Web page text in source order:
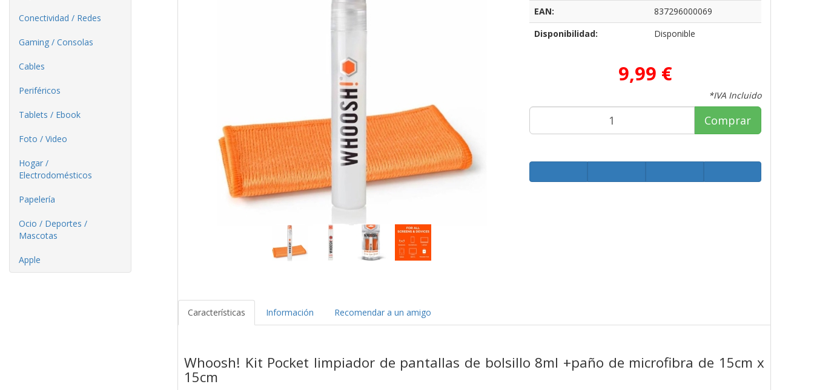
Conectividad / Redes
Gaming / Consolas
Cables
Periféricos
Tablets / Ebook
Foto / Video
Hogar /
Electrodomésticos
Papelería
Ocio / Deportes /
Mascotas
Apple
EAN:
837296000069
Disponibilidad:
Disponible
9,99 €
*IVA Incluido
Comprar
Características Información Recomendar a un amigo
Whoosh! Kit Pocket limpiador de pantallas de bolsillo 8ml +paño de microfibra de 15cm x
15cm